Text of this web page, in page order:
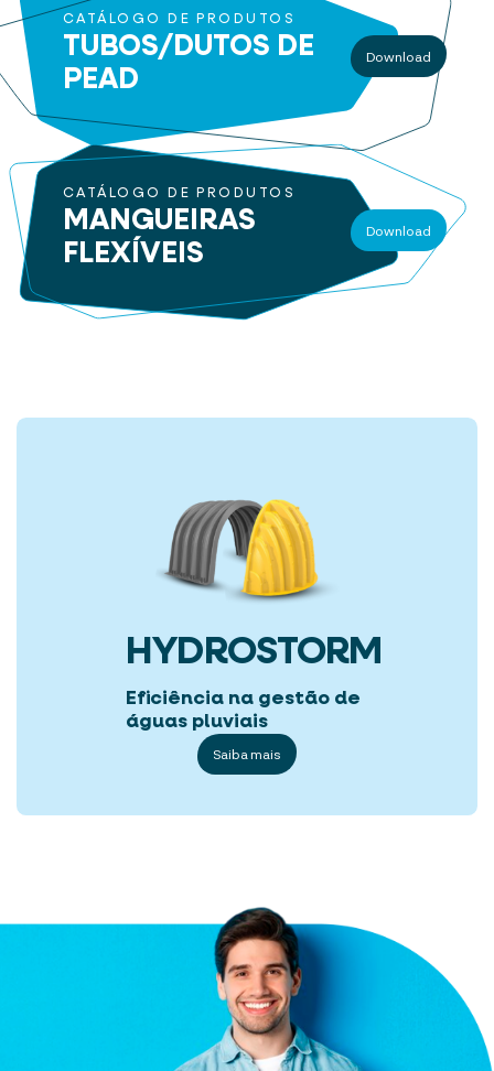
CATÁLOGO DE PRODUTOS
TUBOS/DUTOS DE
PEAD
Download
CATÁLOGO DE PRODUTOS
MANGUEIRAS
FLEXÍVEIS
Download
HYDROSTORM
Eficiência na gestão de
águas pluviais
Saiba mais